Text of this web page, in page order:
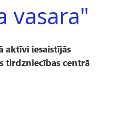
vasara"
aktīvi iesaistījās
tirdzniecības centrā